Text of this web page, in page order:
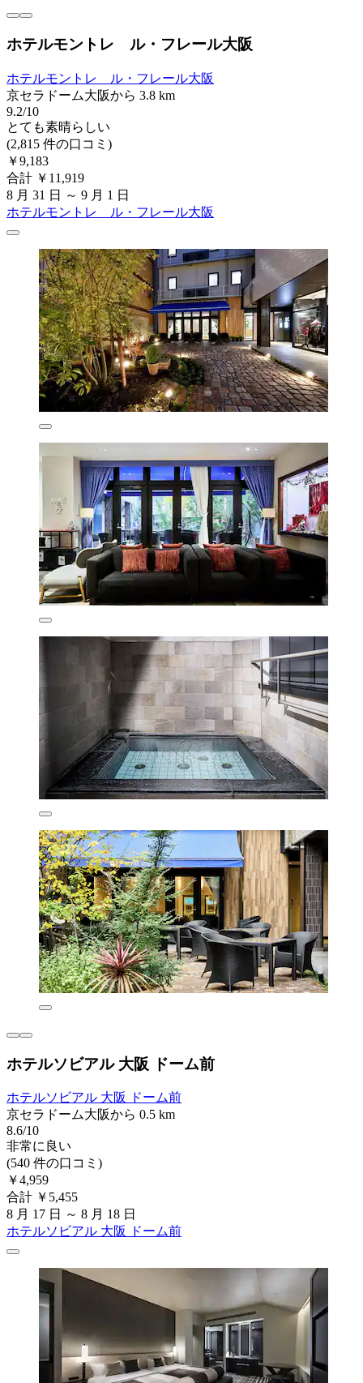
ホテルモントレ ル・フレール大阪
ホテルモントレ ル・フレール大阪
京セラドーム大阪から 3.8 km
9.2/10
とても素晴らしい
(2,815 件の口コミ)
￥9,183
合計 ￥11,919
8 月 31 日 ～ 9 月 1 日
ホテルモントレ ル・フレール大阪
ホテルソビアル 大阪 ドーム前
ホテルソビアル 大阪 ドーム前
京セラドーム大阪から 0.5 km
8.6/10
非常に良い
(540 件の口コミ)
￥4,959
合計 ￥5,455
8 月 17 日 ～ 8 月 18 日
ホテルソビアル 大阪 ドーム前